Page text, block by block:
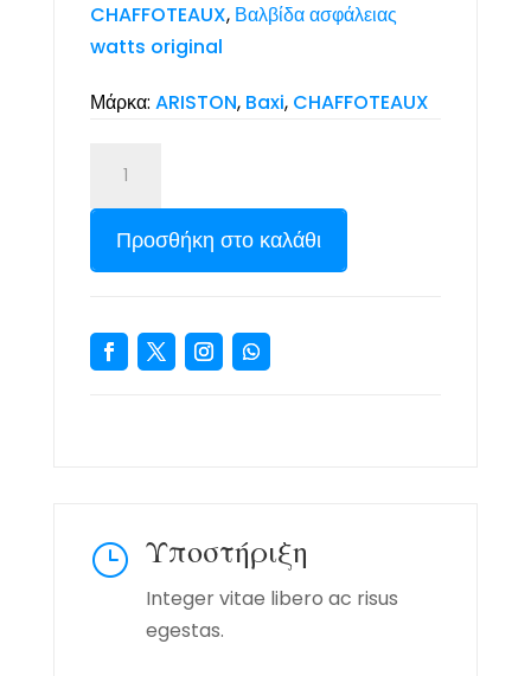
Προσθήκη στο καλάθι
CHAFFOTEAUX, Βαλβίδα ασφάλειας
watts original
Μάρκα: ARISTON, Baxi, CHAFFOTEAUX
} Υποστήριξη
Integer vitae libero ac risus
egestas.